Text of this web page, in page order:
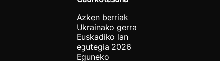
Azken berriak
Ukrainako gerra
Euskadiko lan
egutegia 2026
Eguneko